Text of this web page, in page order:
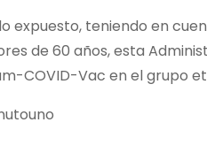
expuesto, teniendo en
de 60 años, esta
COVID-Vac en el grupo